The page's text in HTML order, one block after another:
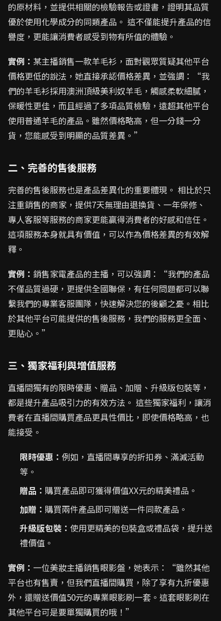
的原材料，並提供相關的檢驗報告或證書，證明其品質
優於使用化學成分的同類產品。 這不僅能提升產品的信
譽度，更能讓消費者感受到物有所值的體驗。
實例： 某主播銷售一款羊毛衫，面對觀眾質疑其他平台
價格更低的說法，她直接承認價格差異，並強調：“我
們的羊毛衫採用澳洲頂級美利奴羊毛，觸感柔軟細膩，
保暖性更佳，而且經過了多項品質檢驗，遠超其他平台
使用普通羊毛的產品。雖然價格略高，但一分錢一分
貨，您能感受到明顯的品質差異。”
二、完善的售後服務
完善的售後服務也是產品差異化的重要體現。 相比於只
注重銷售的商家，提供7天無理由退換貨、一年保修、
專人客服等服務的商家更能贏得消費者的好感和信任。
這項服務本身就具有價值，可以作為價格差異的有效解
釋。
實例： 銷售家電產品的主播，可以強調：“我們的產品
不僅品質過硬，更提供全國聯保，有任何問題都可以聯
繫我們的專業客服團隊，快速解決您的後顧之憂。相比
於其他平台可能提供的售後服務，我們的服務更全面、
更貼心。”
三、獨家福利與增值服務
直播間獨有的限時優惠、贈品、加贈、升級版包裝等，
都是提升產品吸引力的有效方法。 這些獨家福利，讓消
費者在直播間購買產品更具性價比，即使價格略高，也
能接受。
限時優惠： 例如，直播間專享的折扣券、滿減活動
等。
贈品： 購買產品即可獲得價值XX元的精美禮品。
加贈： 購買兩件產品即可贈送一件同款產品。
升級版包裝： 使用更精美的包裝盒或禮品袋，提升送
禮價值。
實例： 一位美妝主播銷售眼影盤，她表示：“雖然其他
平台也有售賣，但我們直播間購買，除了享有九折優惠
外，還贈送價值50元的專業眼影刷一套。這套眼影刷在
其他平台可是要單獨購買的哦！”